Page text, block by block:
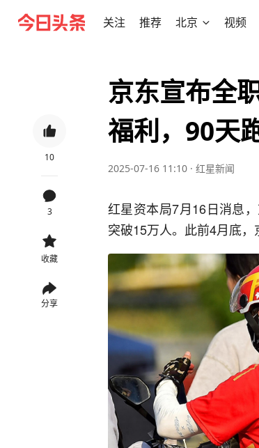
关注 推荐 北京 视频
10
3
收藏
分享
京东宣布全
福利，90天
2025-07-16 11:10 · 红星新闻
红星资本局7月16日消息
突破15万人。此前4月底，